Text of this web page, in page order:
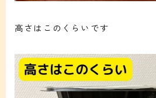
高さはこのくらいです